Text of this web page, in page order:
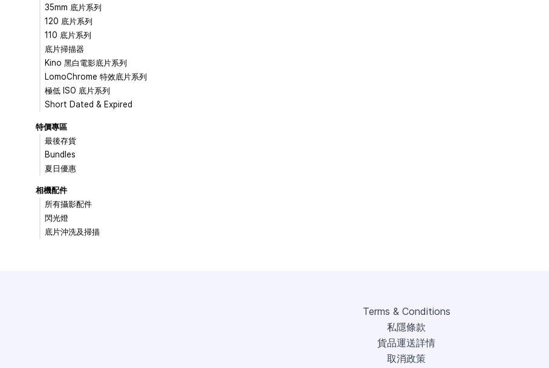
35mm 底片系列
120 底片系列
110 底片系列
底片掃描器
Kino 黑白電影底片系列
LomoChrome 特效底片系列
極低 ISO 底片系列
Short Dated & Expired
特價專區
最後存貨
Bundles
夏日優惠
相機配件
所有攝影配件
閃光燈
底片沖洗及掃描
Terms & Conditions
私隱條款
貨品運送詳情
取消政策